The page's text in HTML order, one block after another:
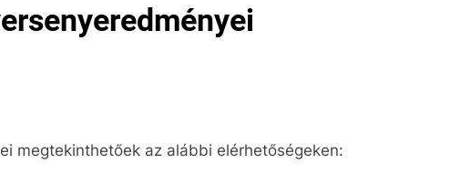
megtekinthetőek az alábbi elérhetőségeken: